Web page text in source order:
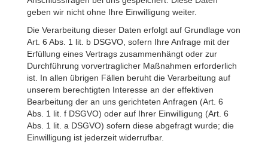
geben wir nicht ohne Ihre Einwilligung weiter.
Die Verarbeitung dieser Daten erfolgt auf Grundlage von
Art. 6 Abs. 1 lit. b DSGVO, sofern Ihre Anfrage mit der
Erfüllung eines Vertrags zusammenhängt oder zur
Durchführung vorvertraglicher Maßnahmen erforderlich
ist. In allen übrigen Fällen beruht die Verarbeitung auf
unserem berechtigten Interesse an der effektiven
Bearbeitung der an uns gerichteten Anfragen (Art. 6
Abs. 1 lit. f DSGVO) oder auf Ihrer Einwilligung (Art. 6
Abs. 1 lit. a DSGVO) sofern diese abgefragt wurde; die
Einwilligung ist jederzeit widerrufbar.